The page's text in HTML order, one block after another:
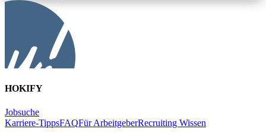
HOKIFY
Jobsuche
Karriere-TippsFAQFür ArbeitgeberRecruiting Wissen